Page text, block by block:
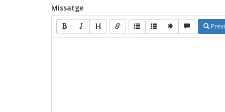
Missatge